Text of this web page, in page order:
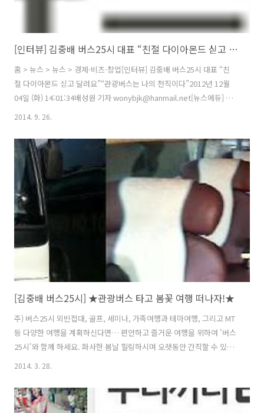
[인터뷰] 김중배 버스25시 대표 “친절 다이아몬드 싣고 달려요”
홈 > 뉴스 > 뉴스 > 경제·비즈·창업[인터뷰] 김중배 버스25시 대표 “친
절 다이아몬드 싣고 달려요”“관광버스는 나의 천직이다”2012년 12월
04일 (화) 14:01:34배성원 기자 wonybjk@hanmail.net[뉴스에듀] 관
그런 걱정 없이 소중한 추억을 듬뿍 담아가려면 ‘김중배’라는 이름 석자
를 기억하면 된다. ▲ 국내여행전문가, 사진작가로도 활동중인 김중배
(53) 버스25시 대표는 국내 관광버스 업계의 대부로 불린다.국내여행전
문가, 사진작가로도 활동중인 김중배(53. 사진) 버스25시 대표는 국내 관
광버스 업계의 대부로 불린다. “김중배를 모르면 간첩”이..
2014. 9. 26.
[김중배 버스25시] ★관광버스 타고 봄꽃 여행 떠나자!★
주) 버스25시 외빈접대, 골프, 세미나, 가족여행과 테마여행, 그리고 MT
등 다양한 여행을 계획하신다면… 편안하고 즐거운 여행을 위하여 '버스
25시'와 함께 하세요. 화사한 봄날 힐링하시며 오랫동안 간직할 수 있는
추억을 만들어 드리겠습니다. 버스25시는 수십년 다져온 경험을 토대로
드를 주도하고 있습니다. 또한 버스25시는 전국 유명 관광지와 명승지,
유적지는 물론, 알려지지 않은 감춰진 비경을 찾아내어, 고객님 욕구에
2014. 3. 28.